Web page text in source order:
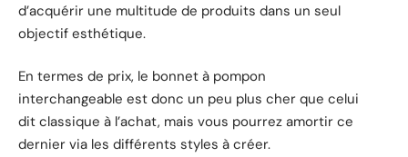
d’acquérir une multitude de produits dans un seul
objectif esthétique.
En termes de prix, le bonnet à pompon
interchangeable est donc un peu plus cher que celui
dit classique à l’achat, mais vous pourrez amortir ce
dernier via les différents styles à créer.